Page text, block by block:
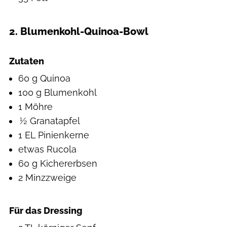
2. Blumenkohl-Quinoa-Bowl
Zutaten
60 g Quinoa
100 g Blumenkohl
1 Möhre
½ Granatapfel
1 EL Pinienkerne
etwas Rucola
60 g Kichererbsen
2 Minzzweige
Für das Dressing